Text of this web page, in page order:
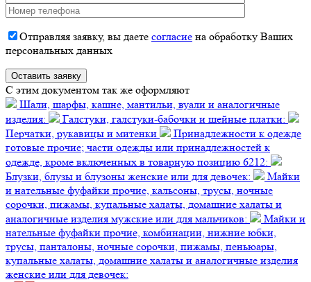
Отправляя заявку, вы даете согласие на обработку Ваших
персональных данных
C этим документом так же оформляют
Шали, шарфы, кашне, мантильи, вуали и аналогичные
изделия:
Галстуки, галстуки-бабочки и шейные платки:
Перчатки, рукавицы и митенки
Принадлежности к одежде
готовые прочие; части одежды или принадлежностей к
одежде, кроме включенных в товарную позицию 6212:
Блузки, блузы и блузоны женские или для девочек:
Майки
и нательные фуфайки прочие, кальсоны, трусы, ночные
сорочки, пижамы, купальные халаты, домашние халаты и
аналогичные изделия мужские или для мальчиков:
Майки и
нательные фуфайки прочие, комбинации, нижние юбки,
трусы, панталоны, ночные сорочки, пижамы, пеньюары,
купальные халаты, домашние халаты и аналогичные изделия
женские или для девочек: